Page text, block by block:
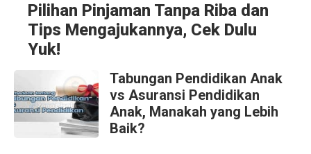
Pilihan Pinjaman Tanpa Riba dan
Tips Mengajukannya, Cek Dulu
Yuk!
Tabungan Pendidikan Anak
vs Asuransi Pendidikan
Anak, Manakah yang Lebih
Baik?